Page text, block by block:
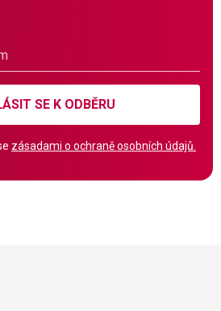
SE K ODBĚRU
zásadami o ochraně osobních údajů.